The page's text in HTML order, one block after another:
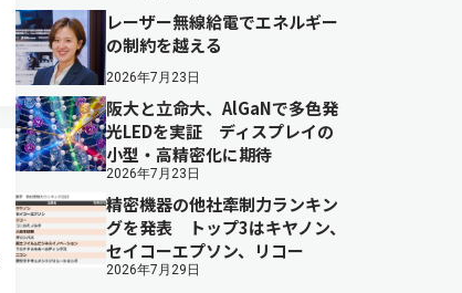
レーザー無線給電でエネルギー
の制約を越える
2026年7月23日
阪大と立命大、AlGaNで多色発
光LEDを実証 ディスプレイの
小型・高精密化に期待
2026年7月23日
精密機器の他社牽制力ランキン
グを発表 トップ3はキヤノン、
セイコーエプソン、リコー
2026年7月29日